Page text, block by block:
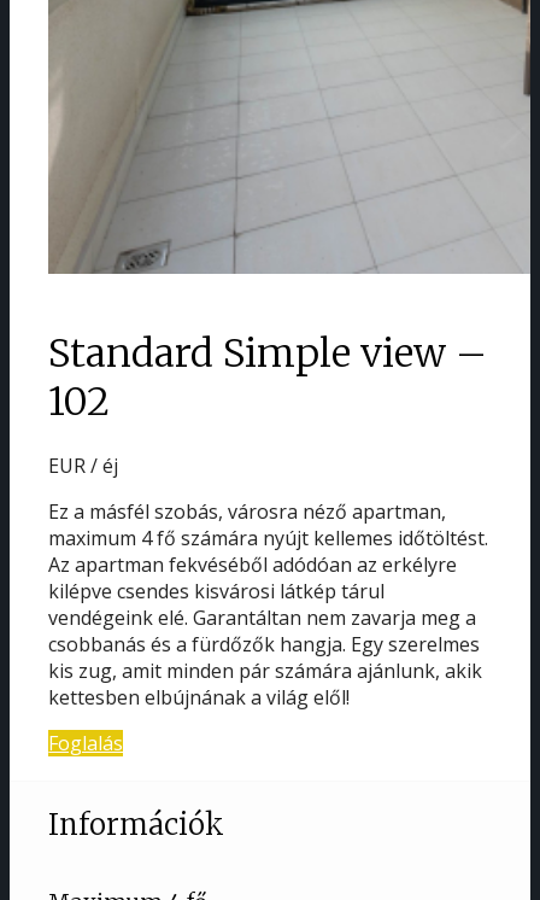
Standard Simple view –
102
EUR / éj
Ez a másfél szobás, városra néző apartman,
maximum 4 fő számára nyújt kellemes időtöltést.
Az apartman fekvéséből adódóan az erkélyre
kilépve csendes kisvárosi látkép tárul
vendégeink elé. Garantáltan nem zavarja meg a
csobbanás és a fürdőzők hangja. Egy szerelmes
kis zug, amit minden pár számára ajánlunk, akik
kettesben elbújnának a világ elől!
Foglalás
Információk